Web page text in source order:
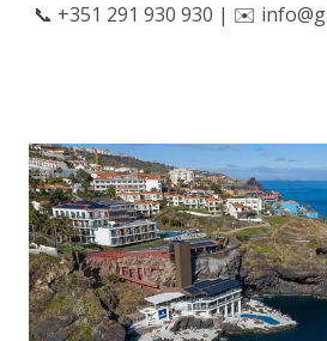
📞 +351 291 930 930 | ✉️